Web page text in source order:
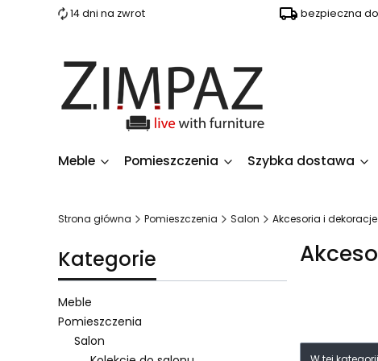
14 dni na zwrot bezpieczna
Meble Pomieszczenia Szybka dostawa
Strona główna Pomieszczenia Salon Akcesoria i dekoracje
Kategorie
Meble
Pomieszczenia
Salon
Lista